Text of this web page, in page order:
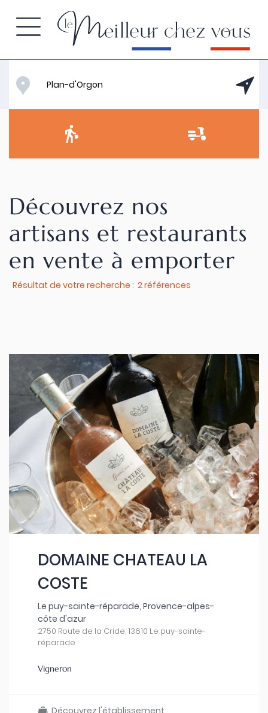
Découvrez nos
artisans et restaurants
en vente à emporter
Résultat de votre recherche : 2 références
DOMAINE CHATEAU LA
COSTE
Le puy-sainte-réparade, Provence-alpes-
côte d'azur
2750 Route de la Cride, 13610 Le puy-sainte-
réparade
Vigneron
Découvrez l'établissement